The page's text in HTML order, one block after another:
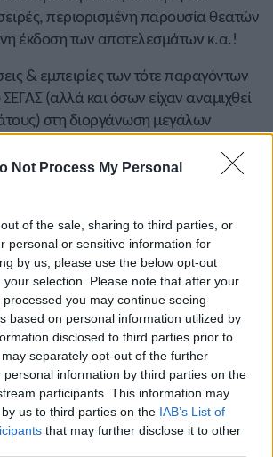
Not Process My Personal
of the sale, sharing to third parties, or
personal or sensitive information for
by us, please use the below opt-out
selection. Please note that after your
you may continue seeing
based on personal information utilized by
disclosed to third parties prior to
separately opt-out of the further
personal information by third parties on the
participants. This information may
us to third parties on the IAB’s List of
that may further disclose it to other
περιορισμένη παρουσία θεατών
έκδοση των αποτελεσμάτων κ.α.!
& εμπειρίες των τότε παραγόντων
(αλλά και όσων είχαν αναμιχθεί
στη διοργάνωση μεγάλων
περιορισμένες και ίσως εκτός από
να έφταιγε και η ανεπάρκεια
προσωπικά, ήταν ένα πρώτο σημαντικό
και μάθημα, καθώς στο δεύτερο
πορείας, οι επικεφαλής της
αείμνηστοι και σπουδαίοι αθλητικοί
και Χάρης Λυμπερόπουλος,
(μάλλον αμισθί, αν δεν
επικεφαλής του γκρουπ
μοίραζαν τα χαρτιά των
κερκίδα Τύπου! Βλέπετε είχα
το στίβο, ήξερα τις ξενόγλωσσες